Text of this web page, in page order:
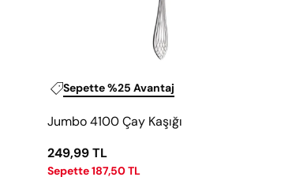
Sepette %25 Avantaj
Jumbo 4100 Çay Kaşığı
249,99 TL
Sepette 187,50 TL